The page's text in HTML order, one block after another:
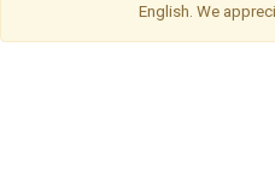
English. We